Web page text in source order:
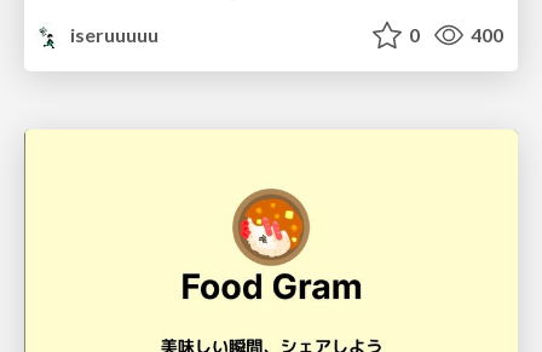
iseruuuuu
0 400